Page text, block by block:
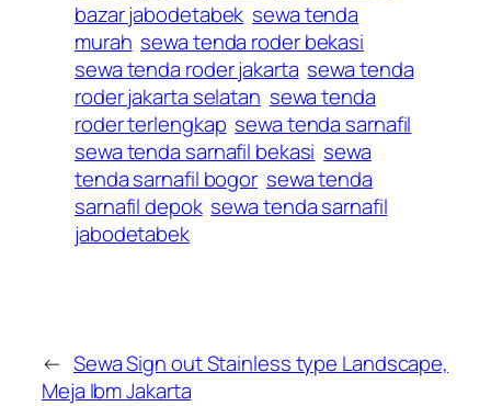
bazar jabodetabek sewa tenda
murah sewa tenda roder bekasi
sewa tenda roder jakarta sewa tenda
roder jakarta selatan sewa tenda
roder terlengkap sewa tenda sarnafil
sewa tenda sarnafil bekasi sewa
tenda sarnafil bogor sewa tenda
sarnafil depok sewa tenda sarnafil
jabodetabek
← Sewa Sign out Stainless type Landscape,
Meja Ibm Jakarta